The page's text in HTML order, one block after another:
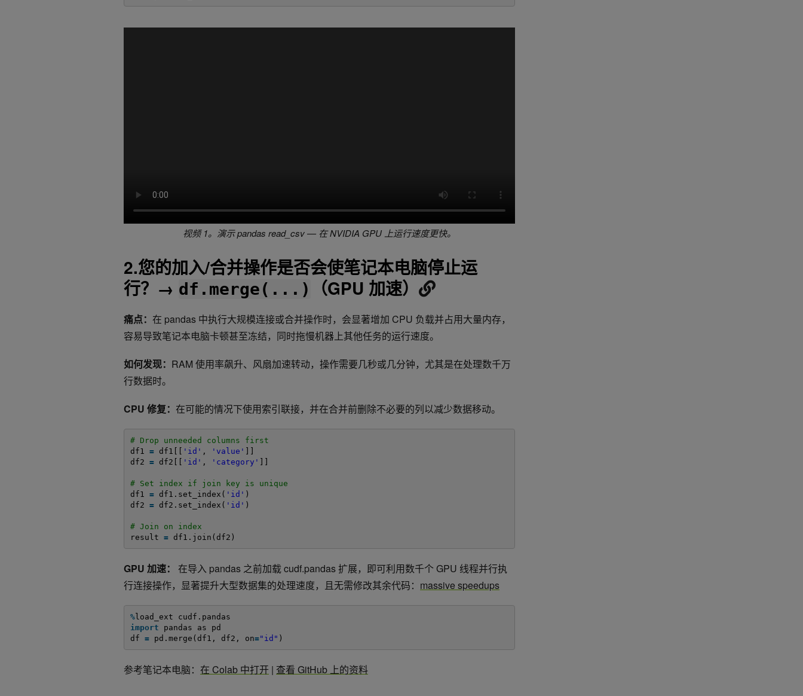
视频 1。演示 pandas read_csv — 在 NVIDIA GPU 上运行速度更快。
2.您的加入/合并操作是否会使笔记本电脑停止运
行？→ df.merge(...) （GPU 加速）
痛点： 在 pandas 中执行大规模连接或合并操作时，会显著增加 CPU 负载并占用大量内存，
容易导致笔记本电脑卡顿甚至冻结，同时拖慢机器上其他任务的运行速度。
如何发现： RAM 使用率飙升、风扇加速转动，操作需要几秒或几分钟，尤其是在处理数千万
行数据时。
CPU 修复： 在可能的情况下使用索引联接，并在合并前删除不必要的列以减少数据移动。
# Drop unneeded columns first
df1 = df1[[ 'id' , 'value'
df2 = df2[[ 'id' , 'category'
# Set index if join key is unique
df1 = df1.set_index( 'id' )
df2 = df2.set_index( 'id' )
# Join on index
result = df1.join(df2)
GPU 加速：
在导入 pandas 之前加载 cudf.pandas 扩展，即可利用数千个 GPU 线程并行执
行连接操作，显著提升大型数据集的处理速度，且无需修改其余代码： massive speedups
%load_ext cudf.pandas
import
pandas as pd
df = pd.merge(df1, df2, on="id" )
参考笔记本电脑： 在 Colab 中打开 | 查看 GitHub 上的资料